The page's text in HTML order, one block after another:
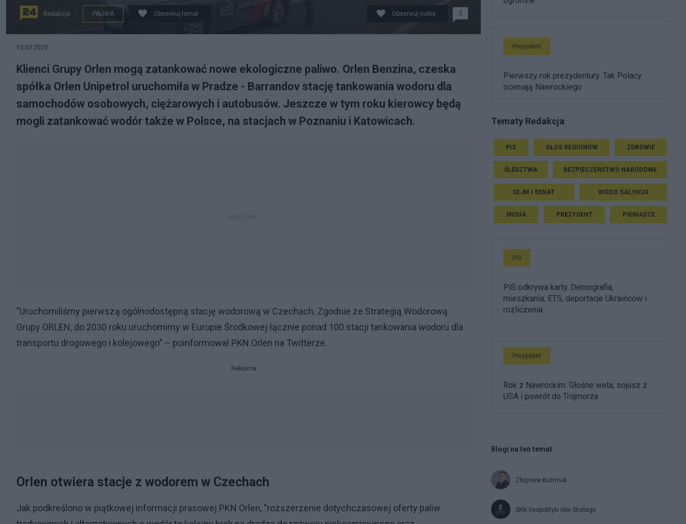
Redakcja PALIWA Obserwuj temat Obserwuj notkę 2
10.03.2023
Klienci Grupy Orlen mogą zatankować nowe ekologiczne paliwo. Orlen Benzina, czeska
spółka Orlen Unipetrol uruchomiła w Pradze - Barrandov stację tankowania wodoru dla
samochodów osobowych, ciężarowych i autobusów. Jeszcze w tym roku kierowcy będą
mogli zatankować wodór także w Polsce, na stacjach w Poznaniu i Katowicach.
"Uruchomiliśmy pierwszą ogólnodostępną stację wodorową w Czechach. Zgodnie ze Strategią Wodorową
Grupy ORLEN, do 2030 roku uruchomimy w Europie Środkowej łącznie ponad 100 stacji tankowania wodoru dla
transportu drogowego i kolejowego" – poinformował PKN Orlen na Twitterze.
Reklama
Orlen otwiera stacje z wodorem w Czechach
Jak podkreślono w piątkowej informacji prasowej PKN Orlen, "rozszerzenie dotychczasowej oferty paliw
Prezydent
Pierwszy rok prezydentury. Tak Polacy
oceniają Nawrockiego
Tematy Redakcja
PIS GŁOS REGIONÓW ZDROWIE
ŚLEDZTWA BEZPIECZEŃSTWO NARODOWE
SEJM I SENAT WIDEO SALON24
MEDIA PREZYDENT PIENIĄDZE
PiS
PiS odkrywa karty. Demografia,
mieszkania, ETS, deportacje Ukraińców i
rozliczenia
Prezydent
Rok z Nawrockim. Głośne weta, sojusz z
USA i powrót do Trójmorza
Blogi na ten temat
Zbigniew Kuźmiuk
SKN Geopolityki Idei Strategii